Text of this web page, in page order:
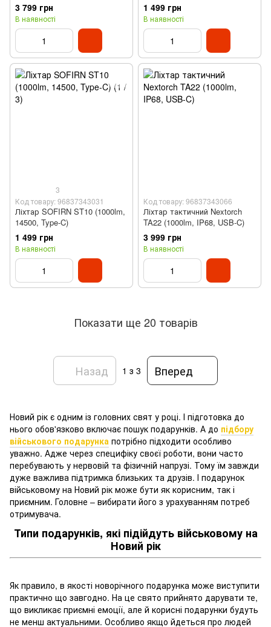
3 799 грн
В наявності
1 499 грн
В наявності
3
Код товару: 96837343031
Ліхтар SOFIRN ST10 (1000‌lm,
14500‌, Type-C)
1 499 грн
В наявності
Код товару: 96837343066
Ліхтар тактичний Nextorch
TA22 (1000lm, IP68, USB-C)
3 999 грн
В наявності
Показати ще 20 товарів
Назад 1 з 3 Вперед
Новий рік є одним із головних свят у році. І підготовка до
нього обов'язково включає пошук подарунків. А до підбору
військового подарунка потрібно підходити особливо
уважно. Адже через специфіку своєї роботи, вони часто
перебувають у нервовій та фізичній напрузі. Тому їм завжди
дуже важлива підтримка близьких та друзів. І подарунок
військовому на Новий рік може бути як корисним, так і
приємним. Головне – вибирати його з урахуванням потреб
отримувача.
Типи подарунків, які підійдуть військовому на
Новий рік
Як правило, в якості новорічного подарунка може виступити
практично що завгодно. На це свято прийнято дарувати те,
що викликає приємні емоції, але й корисні подарунки будуть
не менш актуальними. Особливо якщо йдеться про людей